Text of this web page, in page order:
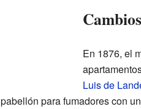
En 1876, el
Luis de
para fumadores con